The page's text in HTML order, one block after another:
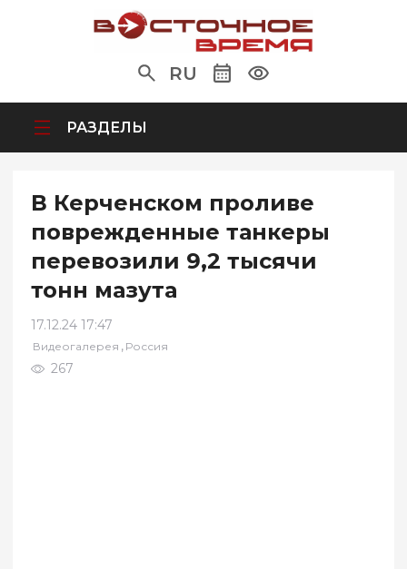
RU
РАЗДЕЛЫ
В Керченском проливе
поврежденные танкеры
перевозили 9,2 тысячи
тонн мазута
17.12.24 17:47
Видеогалерея , Россия
267